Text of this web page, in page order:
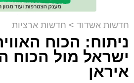
חדשות אשדוד > חדשות ארציות
ניתוח: הכוח
ישראל מול הכוח
איראן